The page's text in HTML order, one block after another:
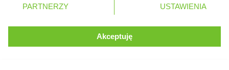
Dowiedz się więcej o naszej polityce
ROZUMIEM
. Niektóre rodzaje przetwarzania danych nie wymagają
takiemu przetwarzaniu. Preferencje będą miały
zastosowania tylko na tej witrynie.
PARTNERZY USTAWIENIA
Akceptuję